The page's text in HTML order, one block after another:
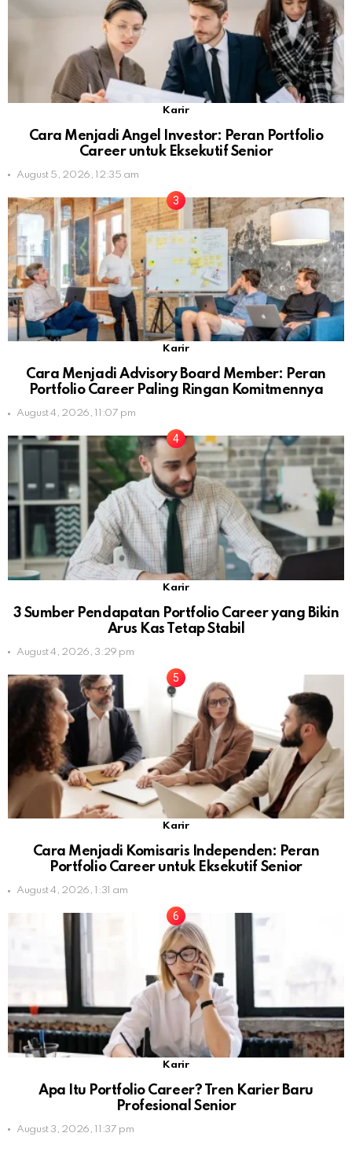
Karir
Cara Menjadi Angel Investor: Peran Portfolio
Career untuk Eksekutif Senior
August 5, 2026, 12:35 am
Karir
Cara Menjadi Advisory Board Member: Peran
Portfolio Career Paling Ringan Komitmennya
August 4, 2026, 11:07 pm
Karir
3 Sumber Pendapatan Portfolio Career yang Bikin
Arus Kas Tetap Stabil
August 4, 2026, 3:29 pm
Karir
Cara Menjadi Komisaris Independen: Peran
Portfolio Career untuk Eksekutif Senior
August 4, 2026, 1:31 am
Karir
Apa Itu Portfolio Career? Tren Karier Baru
Profesional Senior
August 3, 2026, 11:37 pm